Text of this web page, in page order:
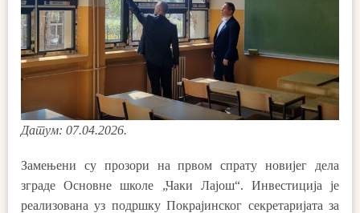
Датум: 07.04.2026.
Замењени су прозори на првом спрату новијег дела
зграде Основне школе „Чаки Лајош“. Инвестиција је
реализована уз подршку Покрајинског секретаријата за